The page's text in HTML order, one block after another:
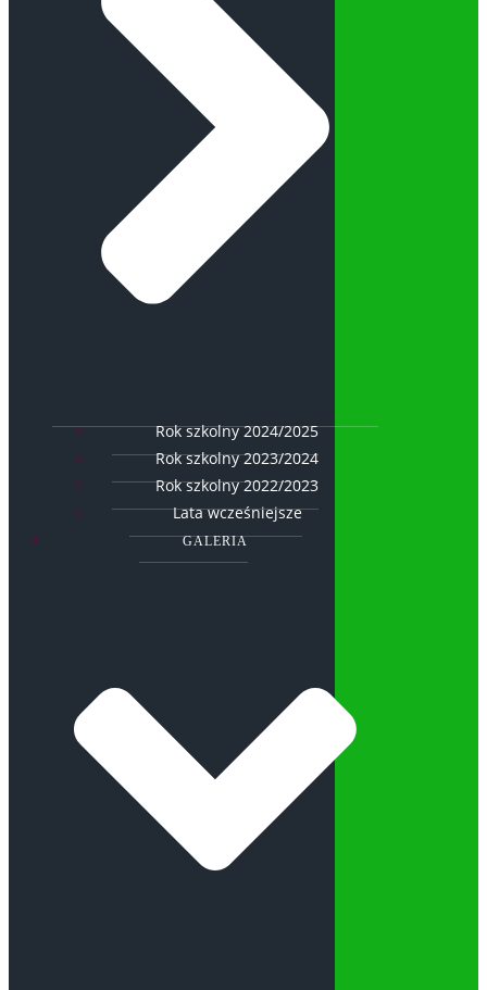
Rok szkolny 2024/2025
Rok szkolny 2023/2024
Rok szkolny 2022/2023
Lata wcześniejsze
GALERIA